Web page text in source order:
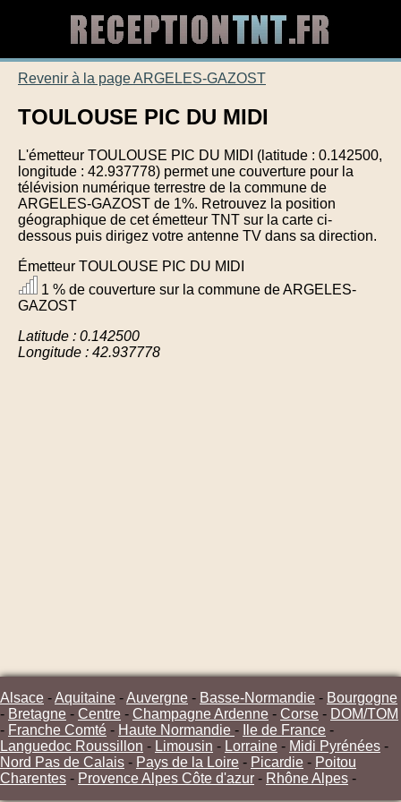
Revenir à la page ARGELES-GAZOST
TOULOUSE PIC DU MIDI
L'émetteur TOULOUSE PIC DU MIDI (latitude : 0.142500,
longitude : 42.937778) permet une couverture pour la
télévision numérique terrestre de la commune de
ARGELES-GAZOST de 1%. Retrouvez la position
géographique de cet émetteur TNT sur la carte ci-
dessous puis dirigez votre antenne TV dans sa direction.
Émetteur TOULOUSE PIC DU MIDI
1 % de couverture sur la commune de ARGELES-
GAZOST
Latitude : 0.142500
Longitude : 42.937778
Alsace -Aquitaine -Auvergne - Basse-Normandie - Bourgogne
- Bretagne - Centre - Champagne Ardenne - Corse - DOM/TOM
- Franche Comté - Haute Normandie - Ile de France -
Languedoc Roussillon - Limousin - Lorraine - Midi Pyrénées -
Nord Pas de Calais - Pays de la Loire - Picardie - Poitou
Charentes - Provence Alpes Côte d'azur - Rhône Alpes -